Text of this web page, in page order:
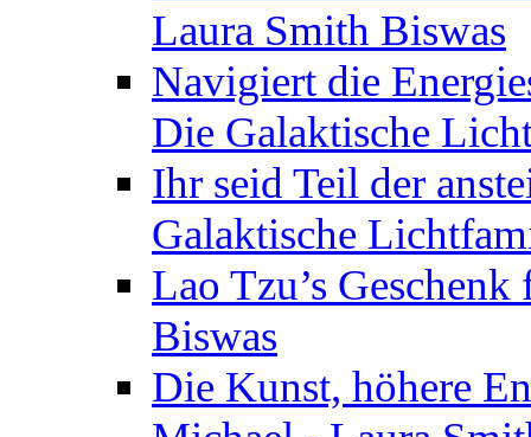
Laura Smith Biswas
Navigiert die
Die Galaktische
Ihr seid Teil der
Galaktische
Lao Tzu’s
Biswas
Die Kunst, höhere